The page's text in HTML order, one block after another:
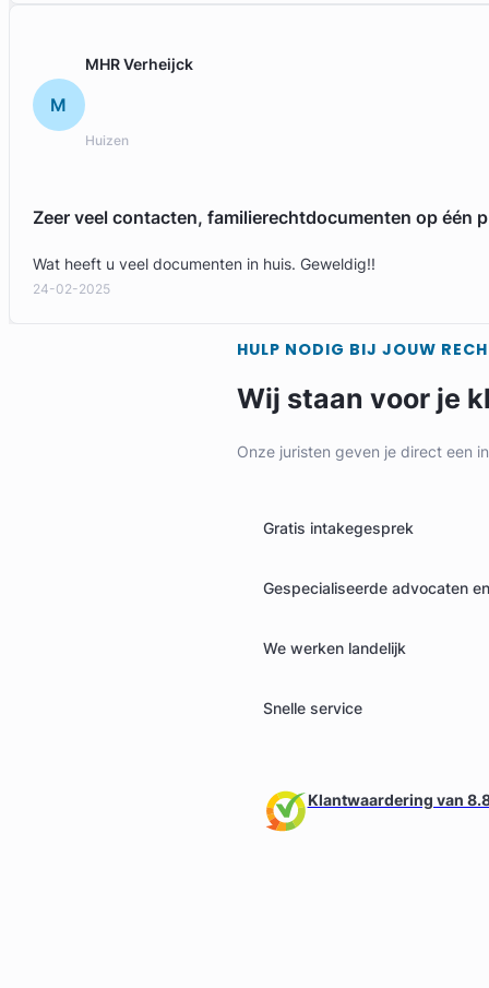
M
MHR Verheijck
Huizen
Zeer veel contacten, familierechtdocumenten op één
Wat heeft u veel documenten in huis. Geweldig!!
24-02-2025
HULP NODIG BIJ JOUW
Wij staan voor je
Onze juristen geven je direct een
Gratis intakegesprek
Gespecialiseerde advocaten
We werken landelijk
Snelle service
Klantwaardering van